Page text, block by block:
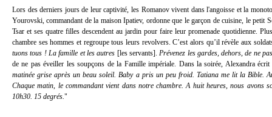
Lors des derniers jours de leur captivité, les Romanov vivent dans l'angoisse et la
Yourovski, commandant de la maison Ipatiev, ordonne que le garçon de cuisine, le petit
Tsar et ses quatre filles descendent au jardin pour faire leur promenade quotidienne.
chambre ses hommes et regroupe tous leurs revolvers. C’est alors qu’il révèle aux
tuons tous ! La famille et les autres [les servants].Prévenez les gardes, dehors, de ne
de ne pas éveiller les soupçons de la Famille impériale. Dans la soirée, Alexandra
matinée grise après un beau soleil. Baby a pris un peu froid. Tatiana me lit la Bible.
Chaque matin, le commandant vient dans notre chambre. A huit heures, nous avons
10h30. 15 degrés."